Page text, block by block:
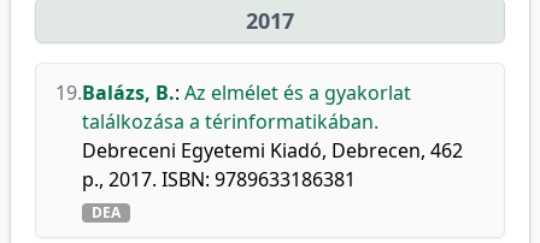
2017
19.Balázs, B.: Az elmélet és a gyakorlat
találkozása a térinformatikában.
Debreceni Egyetemi Kiadó, Debrecen, 462
p., 2017. ISBN: 9789633186381
DEA